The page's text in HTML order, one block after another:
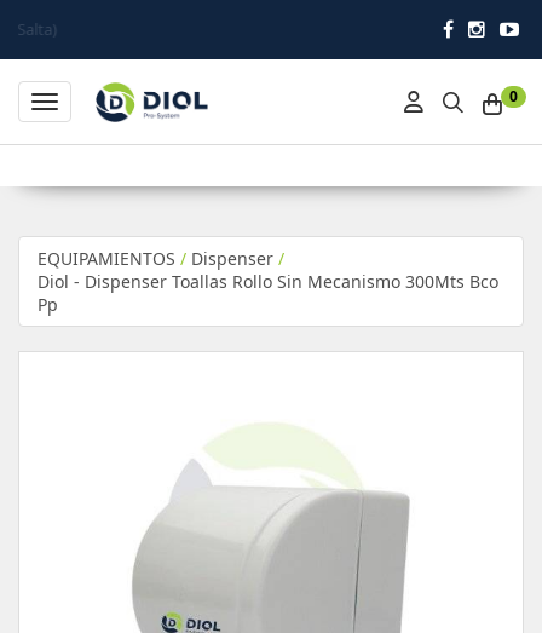
0
Toggle navigation
EQUIPAMIENTOS / Dispenser /
Diol - Dispenser Toallas Rollo Sin Mecanismo 300Mts Bco
Pp